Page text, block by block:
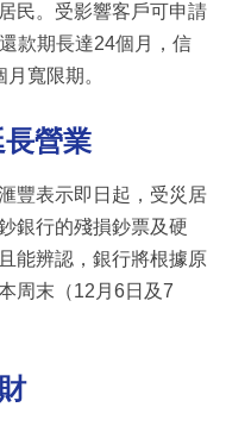
民。受影響客戶可申請
款期長達24個月，信
寬限期。
營業
豐表示即日起，受災居
銀行的殘損鈔票及硬
能辨認，銀行將根據原
周末（12月6日及7